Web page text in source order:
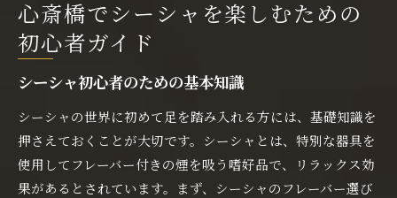
心斎橋でシーシャを楽しむための
初心者ガイド
シーシャ初心者のための基本知識
シーシャの世界に初めて足を踏み入れる方には、基礎知識を
押さえておくことが大切です。シーシャとは、特別な器具を
使用してフレーバー付きの煙を吸う嗜好品で、リラックス効
果があるとされています。まず、シーシャのフレーバー選び